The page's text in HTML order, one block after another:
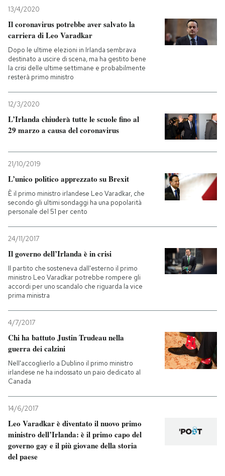
13/4/2020
Il coronavirus potrebbe aver salvato la
carriera di Leo Varadkar
Dopo le ultime elezioni in Irlanda sembrava
destinato a uscire di scena, ma ha gestito bene
la crisi delle ultime settimane e probabilmente
resterà primo ministro
12/3/2020
L’Irlanda chiuderà tutte le scuole fino al
29 marzo a causa del coronavirus
21/10/2019
L’unico politico apprezzato su Brexit
È il primo ministro irlandese Leo Varadkar, che
secondo gli ultimi sondaggi ha una popolarità
personale del 51 per cento
24/11/2017
Il governo dell’Irlanda è in crisi
Il partito che sosteneva dall'esterno il primo
ministro Leo Varadkar potrebbe rompere gli
accordi per uno scandalo che riguarda la vice
prima ministra
4/7/2017
Chi ha battuto Justin Trudeau nella
guerra dei calzini
Nell'accoglierlo a Dublino il primo ministro
irlandese ne ha indossato un paio dedicato al
Canada
14/6/2017
Leo Varadkar è diventato il nuovo primo
ministro dell’Irlanda: è il primo capo del
governo gay e il più giovane della storia
del paese